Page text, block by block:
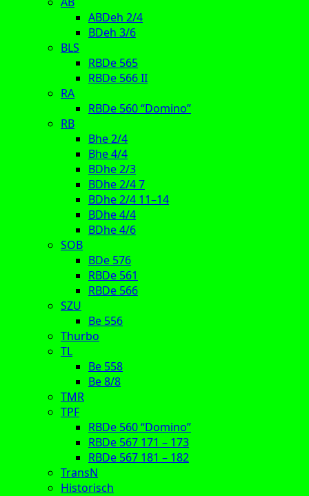
ABDeh 2/4
BDeh 3/6
BLS
RBDe 565
RBDe 566 II
RA
RBDe 560 “Domino”
RB
Bhe 2/4
Bhe 4/4
BDhe 2/3
BDhe 2/4 7
BDhe 2/4 11–14
BDhe 4/4
BDhe 4/6
SOB
BDe 576
RBDe 561
RBDe 566
SZU
Be 556
Thurbo
TL
Be 558
Be 8/8
TMR
TPF
RBDe 560 “Domino”
RBDe 567 171 – 173
RBDe 567 181 – 182
TransN
Historisch